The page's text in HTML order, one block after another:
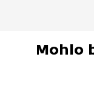
Mohlo